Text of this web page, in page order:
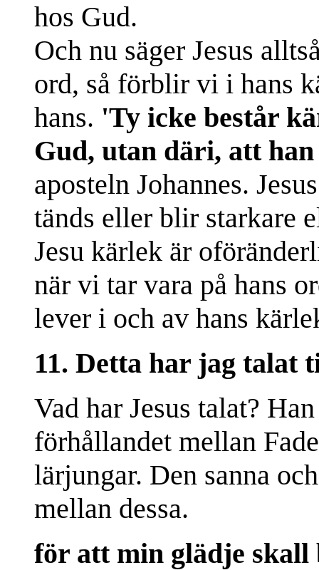
hos Gud.
Och nu säger Jesus
ord, så förblir vi i hans
hans. 'Ty icke består
Gud, utan däri, att
aposteln Johannes.
tänds eller blir starkare
Jesu kärlek är
när vi tar vara på hans
lever i och av hans
11. Detta har jag talat
Vad har Jesus talat?
förhållandet mellan
lärjungar. Den sanna
mellan dessa.
för att min glädje skall